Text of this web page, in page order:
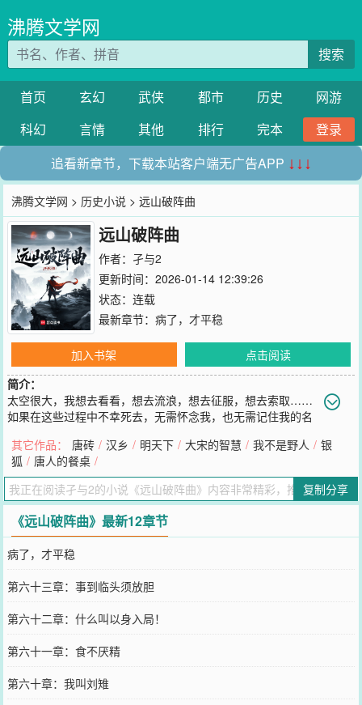
沸腾文学网
搜索
首页 玄幻 武侠 都市 历史
网游
科幻
言情 其他 排行 完本
登录
追看新章节，下载本站客户端无广告APP ↓↓↓
沸腾文学网 > 历史小说 > 远山破阵曲
远山破阵曲
作者： 孑与2
更新时间：2026-01-14 12:39:26
状态：连载
最新章节： 病了，才平稳
加入书架
点击阅读
简介：
太空很大，我想去看看，想去流浪，想去征服，想去索取……
如果在这些过程中不幸死去，无需怀念我，也无需记住我的名
芒……
您要是觉得《远山破阵曲
信里的朋友推荐哦！
其它作品： 唐砖 / 汉乡 / 明天下 / 大宋的智慧 / 我不是野人 / 银
狐 / 唐人的餐桌 /
复制分享
《远山破阵曲》最新12章节
病了，才平稳
第六十三章：事到临头须放胆
第六十二章：什么叫以身入局！
第六十一章：食不厌精
第六十章：我叫刘雉